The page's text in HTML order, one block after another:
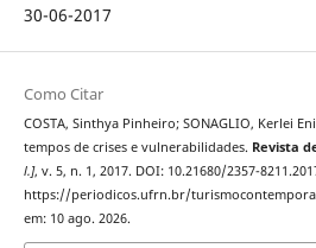
30-06-2017
Como Citar
COSTA, Sinthya Pinheiro; SONAGLIO, Kerlei
tempos de crises e vulnerabilidades. Revista
l.], v. 5, n. 1, 2017. DOI: 10.21680/2357-
https://periodicos.ufrn.br/
em: 10 ago. 2026.